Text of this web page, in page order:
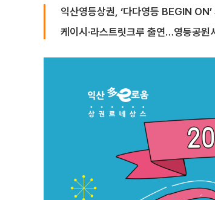
익산영등상권, ‘다다영등 BEGIN ON’
케이시·라스트릿크루 출연…영등공원